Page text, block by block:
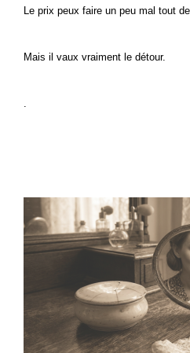
Le prix peux faire un peu mal tout
Mais il vaux vraiment le détour.